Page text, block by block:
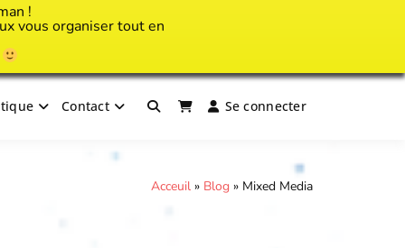
!
vous organiser tout en
Contact Se connecter
Acceuil » Blog » Mixed Media